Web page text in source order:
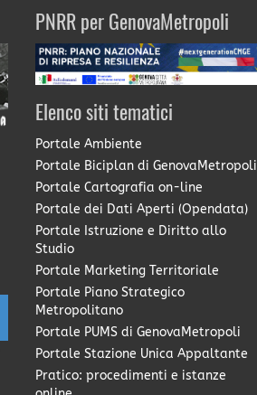
PNRR per GenovaMetropoli
Elenco siti tematici
Portale Ambiente
Portale Biciplan di GenovaMetropoli
Portale Cartografia on-line
Portale dei Dati Aperti (Opendata)
Portale Istruzione e Diritto allo
Studio
Portale Marketing Territoriale
Portale Piano Strategico
Metropolitano
Portale PUMS di GenovaMetropoli
Portale Stazione Unica Appaltante
Pratico: procedimenti e istanze